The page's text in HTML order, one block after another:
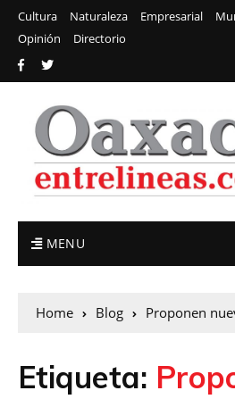
Cultura Naturaleza Empresarial
Opinión
Directorio
MENU
Home Blog Proponen
Etiqueta: